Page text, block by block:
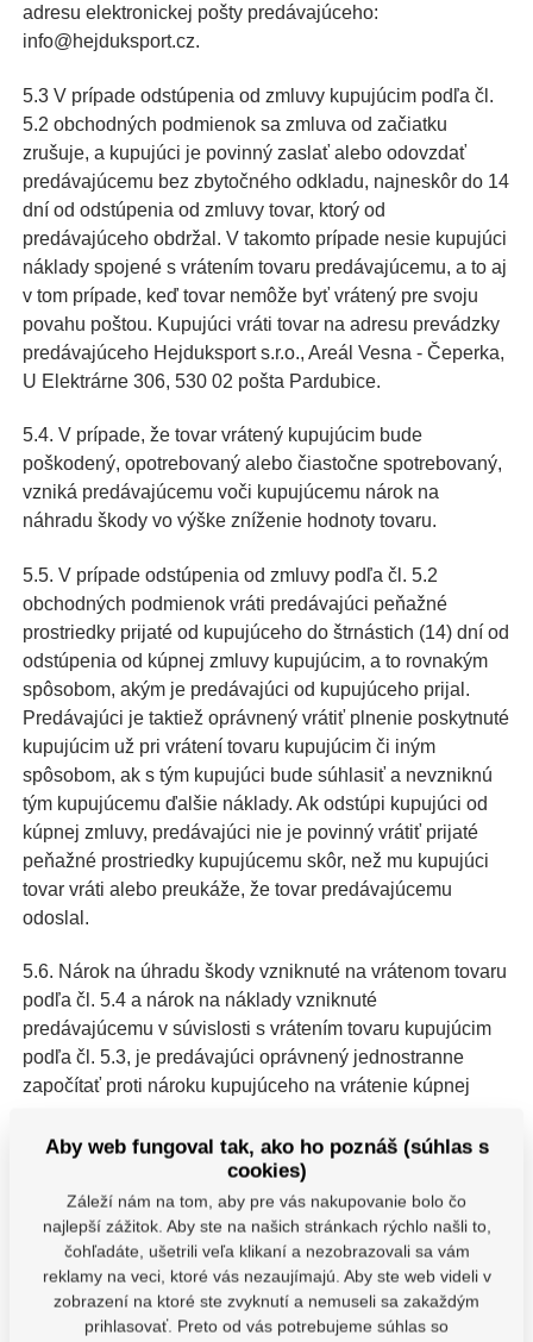
adresu elektronickej pošty predávajúceho:
info@hejduksport.cz.
5.3 V prípade odstúpenia od zmluvy kupujúcim podľa čl.
5.2 obchodných podmienok sa zmluva od začiatku
zrušuje, a kupujúci je povinný zaslať alebo odovzdať
predávajúcemu bez zbytočného odkladu, najneskôr do 14
dní od odstúpenia od zmluvy tovar, ktorý od
predávajúceho obdržal. V takomto prípade nesie kupujúci
náklady spojené s vrátením tovaru predávajúcemu, a to aj
v tom prípade, keď tovar nemôže byť vrátený pre svoju
povahu poštou. Kupujúci vráti tovar na adresu prevádzky
predávajúceho Hejduksport s.r.o., Areál Vesna - Čeperka,
U Elektrárne 306, 530 02 pošta Pardubice.
5.4. V prípade, že tovar vrátený kupujúcim bude
poškodený, opotrebovaný alebo čiastočne spotrebovaný,
vzniká predávajúcemu voči kupujúcemu nárok na
náhradu škody vo výške zníženie hodnoty tovaru.
5.5. V prípade odstúpenia od zmluvy podľa čl. 5.2
obchodných podmienok vráti predávajúci peňažné
prostriedky prijaté od kupujúceho do štrnástich (14) dní od
odstúpenia od kúpnej zmluvy kupujúcim, a to rovnakým
spôsobom, akým je predávajúci od kupujúceho prijal.
Predávajúci je taktiež oprávnený vrátiť plnenie poskytnuté
kupujúcim už pri vrátení tovaru kupujúcim či iným
spôsobom, ak s tým kupujúci bude súhlasiť a nevzniknú
tým kupujúcemu ďalšie náklady. Ak odstúpi kupujúci od
kúpnej zmluvy, predávajúci nie je povinný vrátiť prijaté
peňažné prostriedky kupujúcemu skôr, než mu kupujúci
tovar vráti alebo preukáže, že tovar predávajúcemu
odoslal.
5.6. Nárok na úhradu škody vzniknuté na vrátenom tovaru
podľa čl. 5.4 a nárok na náklady vzniknuté
predávajúcemu v súvislosti s vrátením tovaru kupujúcim
podľa čl. 5.3, je predávajúci oprávnený jednostranne
započítať proti nároku kupujúceho na vrátenie kúpnej
5.7. V prípadoch, keď má kupujúci v súlade s
ustanovením § 1829 ods. 1 Občianskeho zákonníka právo
od kúpnej zmluvy odstúpiť, je predávajúci tiež oprávnený
kedykoľvek od kúpnej zmluvy odstúpiť, a to až do doby
prevzatia tovaru kupujúcim. V takomto prípade vráti
predávajúci kupujúcemu kúpnu cenu bez zbytočného
Aby web fungoval tak, ako ho poznáš (súhlas s
cookies)
Záleží nám na tom, aby pre vás nakupovanie bolo čo
najlepší zážitok. Aby ste na našich stránkach rýchlo našli to,
čohľadáte, ušetrili veľa klikaní a nezobrazovali sa vám
reklamy na veci, ktoré vás nezaujímajú. Aby ste web videli v
zobrazení na ktoré ste zvyknutí a nemuseli sa zakaždým
prihlasovať. Preto od vás potrebujeme súhlas so